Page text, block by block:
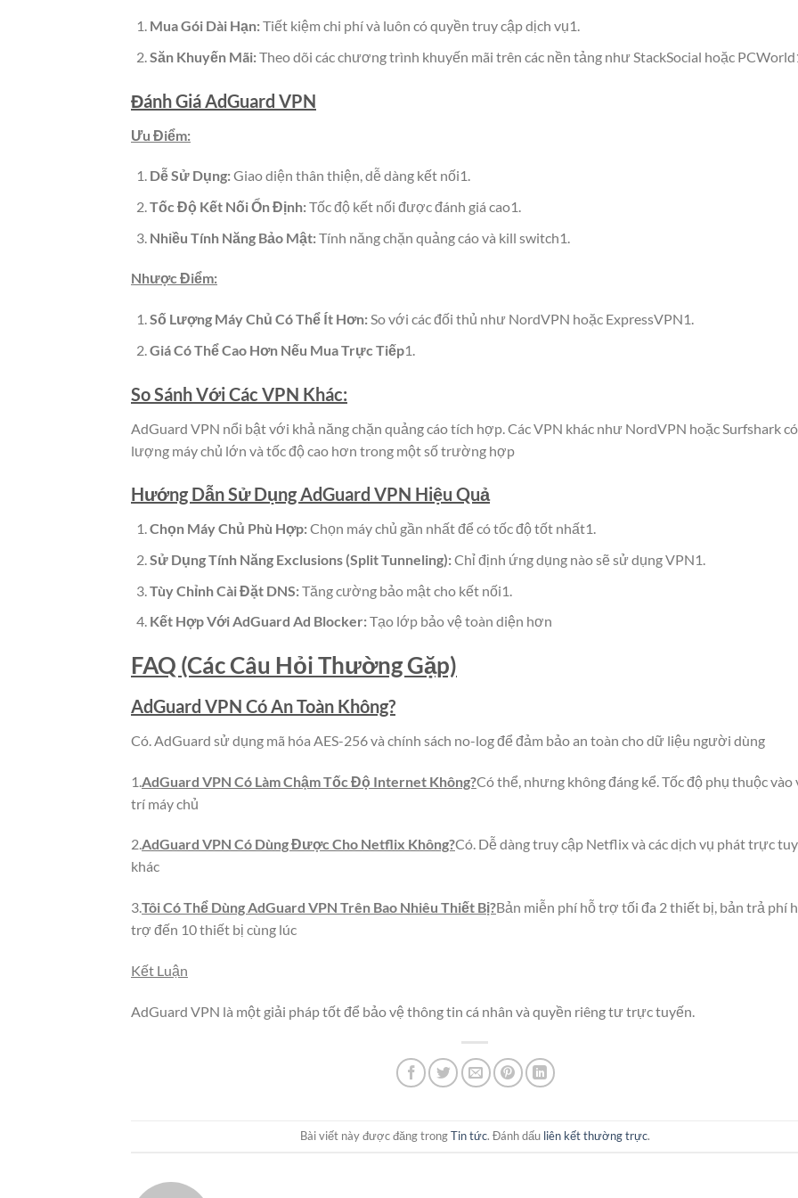
Mua Gói Dài Hạn:Tiết kiệm chi phí và luôn có quyền truy cập dịch vụ1.
Săn Khuyến Mãi:Theo dõi các chương trình khuyến mãi trên các nền tảng như StackSocial hoặc
Đánh Giá AdGuard VPN
Ưu Điểm:
Dễ Sử Dụng:Giao diện thân thiện, dễ dàng kết nối1.
Tốc Độ Kết Nối Ổn Định:Tốc độ kết nối được đánh giá cao1.
Nhiều Tính Năng Bảo Mật:Tính năng chặn quảng cáo và kill switch1.
Nhược Điểm:
Số Lượng Máy Chủ Có Thể Ít Hơn:So với các đối thủ như NordVPN hoặc ExpressVPN1.
Giá Có Thể Cao Hơn Nếu Mua Trực Tiếp1.
So Sánh Với Các VPN Khác:
AdGuard VPN nổi bật với khả năng chặn quảng cáo tích hợp. Các VPN khác như NordVPN hoặc Surfshark
lượng máy chủ lớn và tốc độ cao hơn trong một số trường hợp
Hướng Dẫn Sử Dụng AdGuard VPN Hiệu Quả
Chọn Máy Chủ Phù Hợp:Chọn máy chủ gần nhất để có tốc độ tốt nhất1.
Sử Dụng Tính Năng Exclusions (Split Tunneling):Chỉ định ứng dụng nào sẽ sử dụng VPN1.
Tùy Chỉnh Cài Đặt DNS:Tăng cường bảo mật cho kết nối1.
Kết Hợp Với AdGuard Ad Blocker:Tạo lớp bảo vệ toàn diện hơn
FAQ (Các Câu Hỏi Thường Gặp)
AdGuard VPN Có An Toàn Không?
Có. AdGuard sử dụng mã hóa AES-256 và chính sách no-log để đảm bảo an toàn cho dữ liệu người dùng
1. AdGuard VPN Có Làm Chậm Tốc Độ Internet Không?Có thể, nhưng không đáng kể. Tốc độ phụ thuộc vào
trí máy chủ
2.AdGuard VPN Có Dùng Được Cho Netflix Không?Có. Dễ dàng truy cập Netflix và các dịch vụ phát trực
khác
3.Tôi Có Thể Dùng AdGuard VPN Trên Bao Nhiêu Thiết Bị?Bản miễn phí hỗ trợ tối đa 2 thiết bị, bản trả phí
trợ đến 10 thiết bị cùng lúc
Kết Luận
AdGuard VPN là một giải pháp tốt để bảo vệ thông tin cá nhân và quyền riêng tư trực tuyến.
Bài viết này được đăng trongTin tức. Đánh dấu liên kết thường trực.